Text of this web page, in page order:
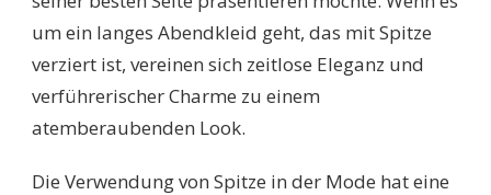
um ein langes Abendkleid geht, das mit Spitze
verziert ist, vereinen sich zeitlose Eleganz und
verführerischer Charme zu einem
atemberaubenden Look.
Die Verwendung von Spitze in der Mode hat eine